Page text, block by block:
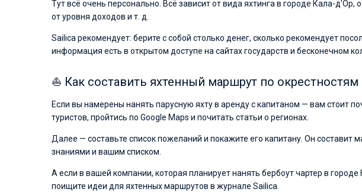
Тут всё очень персонально. Всё зависит от вида яхтинга в городе Кала-д’Ор,
от уровня доходов и т. д.
Sailica рекомендует: берите с собой столько денег, сколько рекомендует
информация есть в открытом доступе на сайтах государств и бесконечном
⛵ Как составить яхтенный маршрут по окрестностям
Если вы намерены нанять парусную яхту в аренду с капитаном — вам стоит
туристов, пройтись по Google Maps и почитать статьи о регионах.
Далее — составьте список пожеланий и покажите его капитану. Он составит
знаниями и вашим списком.
А если в вашей компании, которая планирует нанять бербоут чартер в
поищите идеи для яхтенных маршрутов в журнале Sailica.